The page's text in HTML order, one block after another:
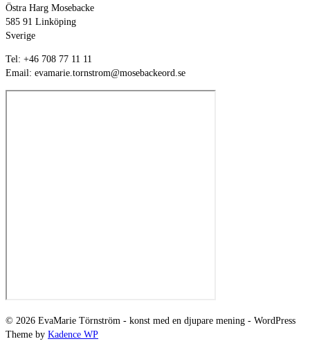
Östra Harg Mosebacke
585 91 Linköping
Sverige
Tel: +46 708 77 11 11
Email: evamarie.tornstrom@mosebackeord.se
© 2026 EvaMarie Törnström - konst med en djupare mening - WordPress
Theme by Kadence WP